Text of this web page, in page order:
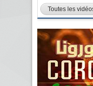
Toutes les